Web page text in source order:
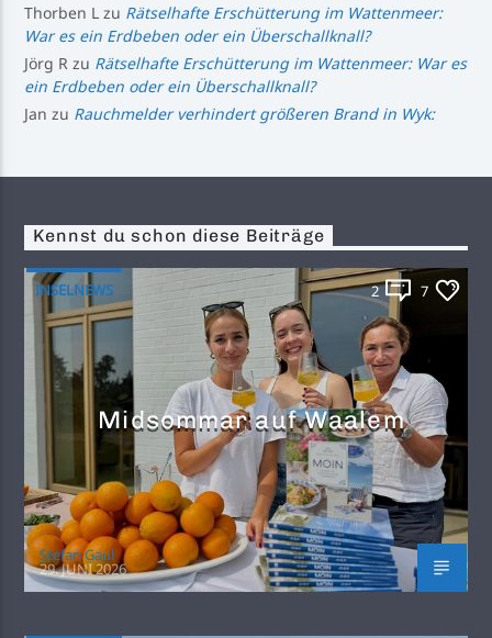
Thorben L zu Rätselhafte Erschütterung im Wattenmeer:
War es ein Erdbeben oder ein Überschallknall?
Jörg R zu Rätselhafte Erschütterung im Wattenmeer: War es
ein Erdbeben oder ein Überschallknall?
Jan zu Rauchmelder verhindert größeren Brand in Wyk:
Kennst du schon diese Beiträge
INSELNEWS 2 7
Midsommar auf Waalem
Stefan Gaul
29. JUNI 2026